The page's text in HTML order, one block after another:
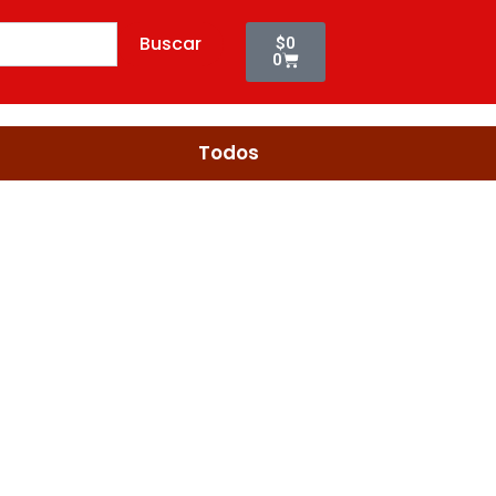
Buscar $0
0
Cart
Todos
1.1KG
(N900081)